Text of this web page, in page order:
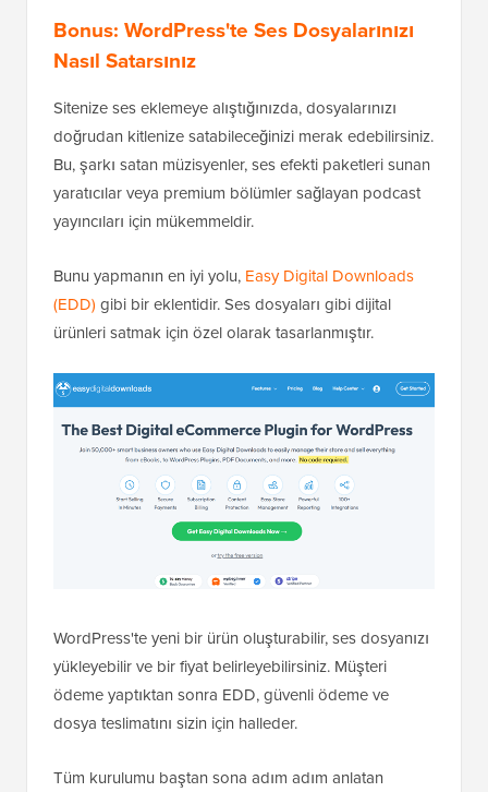
Bonus: WordPress'te Ses Dosyalarınızı
Nasıl Satarsınız
Sitenize ses eklemeye alıştığınızda, dosyalarınızı
doğrudan kitlenize satabileceğinizi merak edebilirsiniz.
Bu, şarkı satan müzisyenler, ses efekti paketleri sunan
yaratıcılar veya premium bölümler sağlayan podcast
yayıncıları için mükemmeldir.
Bunu yapmanın en iyi yolu, Easy Digital Downloads
(EDD) gibi bir eklentidir. Ses dosyaları gibi dijital
ürünleri satmak için özel olarak tasarlanmıştır.
WordPress'te yeni bir ürün oluşturabilir, ses dosyanızı
yükleyebilir ve bir fiyat belirleyebilirsiniz. Müşteri
ödeme yaptıktan sonra EDD, güvenli ödeme ve
dosya teslimatını sizin için halleder.
Tüm kurulumu baştan sona adım adım anlatan